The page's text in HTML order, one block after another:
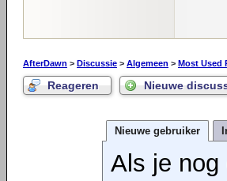
AfterDawn > Discussie > Algemeen > Most Used
Reageren Nieuwe
Nieuwe gebruiker
Als je nog